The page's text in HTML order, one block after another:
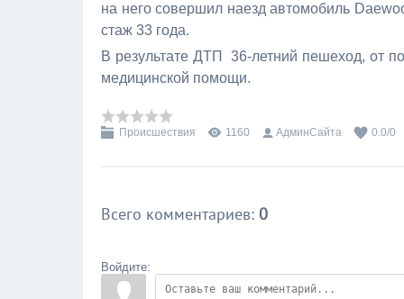
на него совершил наезд автомобиль
стаж 33 года.
В результате ДТП 36-летний пешеход, от
медицинской помощи.
Происшествия 1160 АдминСайта 0.0/0
Всего комментариев: 0
Войдите: